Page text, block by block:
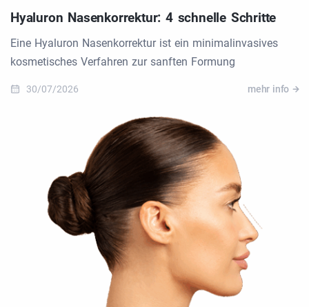
Hyaluron Nasenkorrektur: 4 schnelle Schritte
Eine Hyaluron Nasenkorrektur ist ein minimalinvasives
kosmetisches Verfahren zur sanften Formung
30/07/2026 mehr info